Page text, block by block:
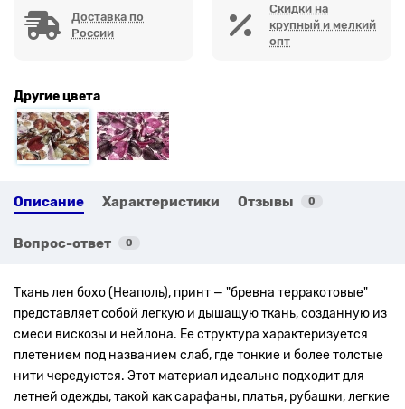
Доставка по
России
Скидки на
крупный и мелкий
опт
Другие цвета
Описание Характеристики Отзывы 0
Вопрос-ответ 0
Ткань лен бохо (Неаполь), принт — "бревна терракотовые"
представляет собой легкую и дышащую ткань, созданную из
смеси вискозы и нейлона. Ее структура характеризуется
плетением под названием слаб, где тонкие и более толстые
нити чередуются. Этот материал идеально подходит для
летней одежды, такой как сарафаны, платья, рубашки, легкие